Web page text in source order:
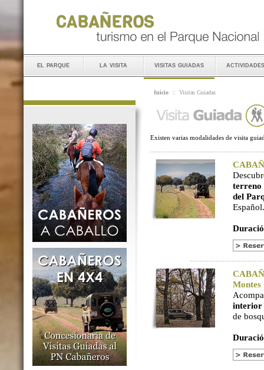
el parque la visita visitas guiadas actividades
Inicio :: Visitas Guiadas
Existen varias modalidades de visita
terreno
del
Español.
Montes
interior
de